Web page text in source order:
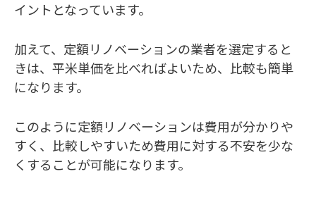
イントとなっています。
加えて、定額リノベーションの業者を選定すると
きは、平米単価を比べればよいため、比較も簡単
になります。
このように定額リノベーションは費用が分かりや
すく、比較しやすいため費用に対する不安を少な
くすることが可能になります。